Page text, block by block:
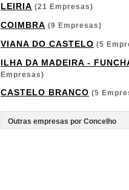
LEIRIA (21 Empresas)
COIMBRA (9 Empresas)
VIANA DO CASTELO (5
ILHA DA MADEIRA -
Empresas)
CASTELO BRANCO (5